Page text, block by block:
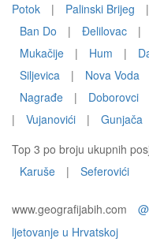
Potok
| Palinski Brijeg |
Ban Do
| Đelilovac |
Mukačije
| Hum |
Siljevica
| Nova Voda
Nagrađe
| Doborovci
|
Vujanovići | Gunjača
Top 3 po broju ukupnih
Karuše
| Seferovići
www.geografijabih.com @
ljetovanje u Hrvatskoj